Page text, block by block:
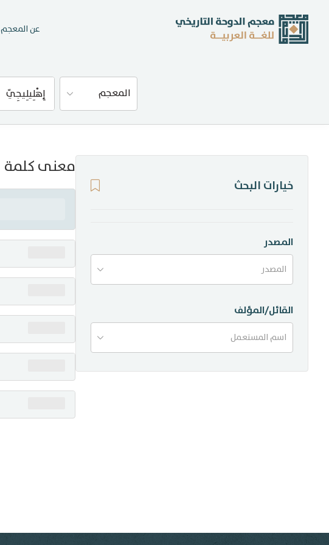
عن المعجم
المعجم
إحصاءات
منشورات
تواصل معنا
معنى كلمة
خيارات البحث
المصدر
المصدر
القائل/المؤلف
اسم المستعمل